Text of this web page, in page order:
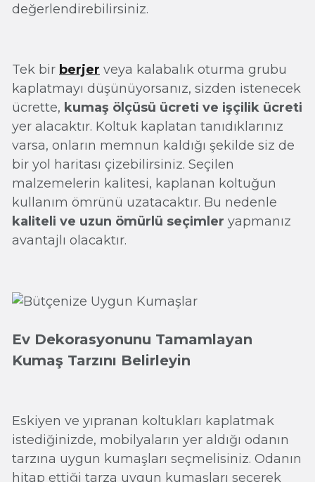
değerlendirebilirsiniz.
Tek bir berjer veya kalabalık oturma grubu
kaplatmayı düşünüyorsanız, sizden istenecek
ücrette, kumaş ölçüsü ücreti ve işçilik ücreti
yer alacaktır. Koltuk kaplatan tanıdıklarınız
varsa, onların memnun kaldığı şekilde siz de
bir yol haritası çizebilirsiniz. Seçilen
malzemelerin kalitesi, kaplanan koltuğun
kullanım ömrünü uzatacaktır. Bu nedenle
kaliteli ve uzun ömürlü seçimler yapmanız
avantajlı olacaktır.
Ev Dekorasyonunu Tamamlayan
Kumaş Tarzını Belirleyin
Eskiyen ve yıpranan koltukları kaplatmak
istediğinizde, mobilyaların yer aldığı odanın
tarzına uygun kumaşları seçmelisiniz. Odanın
hitap ettiği tarza uygun kumaşları seçerek